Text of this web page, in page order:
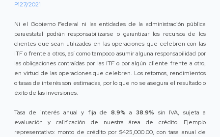
P127/2021
Ni el Gobierno Federal ni las entidades de la administración pública
paraestatal podrán responsabilizarse o garantizar los recursos de los
clientes que sean utilizados en las operaciones que celebren con las
ITF o frente a otros, así como tampoco asumir alguna responsabilidad por
las obligaciones contraídas por las ITF o por algún cliente frente a otro,
en virtud de las operaciones que celebren. Los retornos, rendimientos
o tasas de interés son estimadas, por lo que no se asegura el resultado o
éxito de las inversiones.
Tasa de interés anual y fija de 8.9% a 38.9% sin IVA, sujeta a
evaluación y calificación de nuestra área de crédito. Ejemplo
representativo: monto de crédito por $425,000.00, con tasa anual de